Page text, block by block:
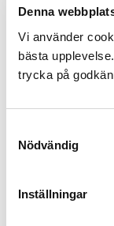
Denna
Vi använder
bästa
trycka på
Nödvändig
Inställningar
Minsta beställning: